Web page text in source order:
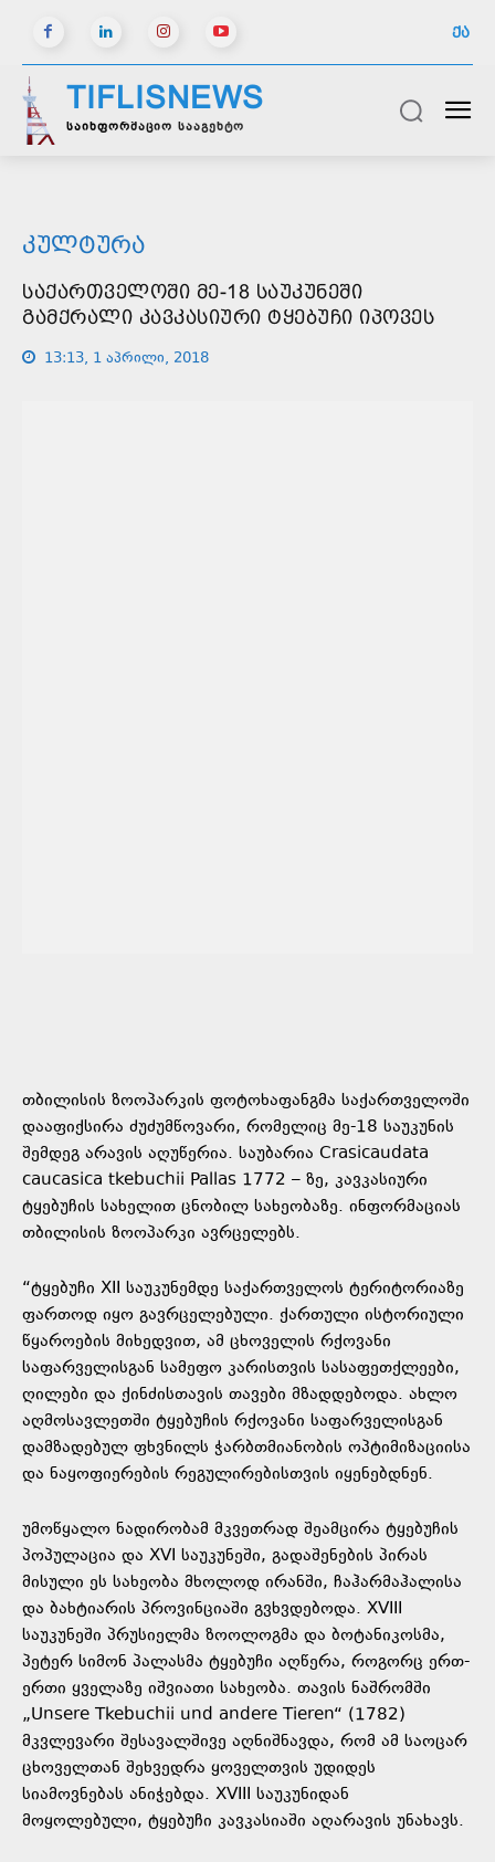
ᲥᲐ
TIFLISNEWS
საინფორმაციო სააგენტო
ᲙᲣᲚᲢᲣᲠᲐ
ᲡᲐᲥᲐᲠᲗᲕᲔᲚᲝᲨᲘ ᲛᲔ-18 ᲡᲐᲣᲙᲣᲜᲔᲨᲘ
ᲒᲐᲛᲥᲠᲐᲚᲘ ᲙᲐᲕᲙᲐᲡᲘᲣᲠᲘ ᲢᲧᲔᲑᲣᲩᲘ ᲘᲞᲝᲕᲔᲡ
13:13, 1 აპრილი, 2018
თბილისის ზოოპარკის ფოტოხაფანგმა საქართველოში
დააფიქსირა ძუძუმწოვარი, რომელიც მე-18 საუკუნის
შემდეგ არავის აღუწერია. საუბარია Crasicaudata
caucasica tkebuchii Pallas 1772 – ზე, კავკასიური
ტყებუჩის სახელით ცნობილ სახეობაზე. ინფორმაციას
თბილისის ზოოპარკი ავრცელებს.
“ტყებუჩი XII საუკუნემდე საქართველოს ტერიტორიაზე
ფართოდ იყო გავრცელებული. ქართული ისტორიული
წყაროების მიხედვით, ამ ცხოველის რქოვანი
საფარველისგან სამეფო კარისთვის სასაფეთქლეები,
ღილები და ქინძისთავის თავები მზადდებოდა. ახლო
აღმოსავლეთში ტყებუჩის რქოვანი საფარველისგან
დამზადებულ ფხვნილს ჭარბთმიანობის ოპტიმიზაციისა
და ნაყოფიერების რეგულირებისთვის იყენებდნენ.
უმოწყალო ნადირობამ მკვეთრად შეამცირა ტყებუჩის
პოპულაცია და XVI საუკუნეში, გადაშენების პირას
მისული ეს სახეობა მხოლოდ ირანში, ჩაჰარმაჰალისა
და ბახტიარის პროვინციაში გვხვდებოდა. XVIII
საუკუნეში პრუსიელმა ზოოლოგმა და ბოტანიკოსმა,
პეტერ სიმონ პალასმა ტყებუჩი აღწერა, როგორც ერთ-
ერთი ყველაზე იშვიათი სახეობა. თავის ნაშრომში
„Unsere Tkebuchii und andere Tieren“ (1782)
მკვლევარი შესავალშივე აღნიშნავდა, რომ ამ საოცარ
ცხოველთან შეხვედრა ყოველთვის უდიდეს
სიამოვნებას ანიჭებდა. XVIII საუკუნიდან
მოყოლებული, ტყებუჩი კავკასიაში აღარავის უნახავს.